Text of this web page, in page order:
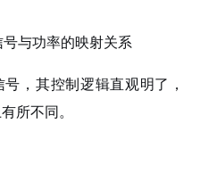
与功率的映射关系
，其控制逻辑直观明了，
所不同。